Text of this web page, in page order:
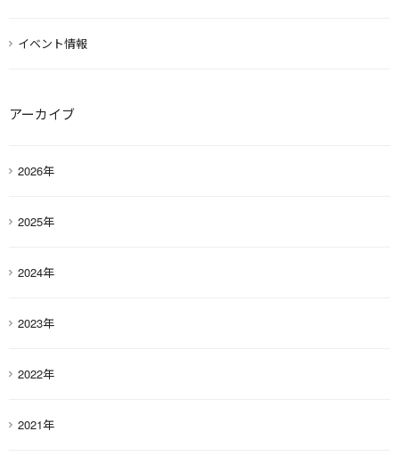
イベント情報
アーカイブ
2026年
2025年
2024年
2023年
2022年
2021年